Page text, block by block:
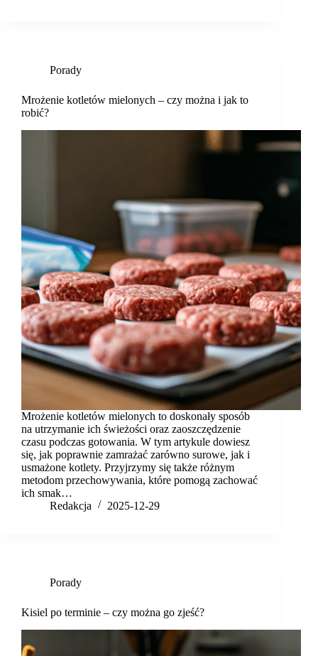
Porady
Mrożenie kotletów mielonych – czy można i jak to
robić?
Mrożenie kotletów mielonych to doskonały sposób
na utrzymanie ich świeżości oraz zaoszczędzenie
czasu podczas gotowania. W tym artykule dowiesz
się, jak poprawnie zamrażać zarówno surowe, jak i
usmażone kotlety. Przyjrzymy się także różnym
metodom przechowywania, które pomogą zachować
ich smak…
Redakcja
2025-12-29
Porady
Kisiel po terminie – czy można go zjeść?